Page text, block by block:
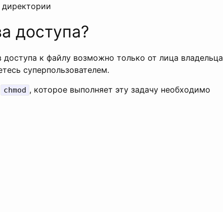
доступа?
к файлу возможно только от лица владельца
суперпользователем.
chmod , которое выполняет эту задачу необходимо